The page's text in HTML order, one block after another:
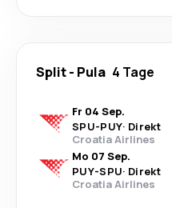
Split- Pula 4 Tage
Fr 04 Sep.
SPU-PUY· Direkt
Croatia Airlines
Mo 07 Sep.
PUY-SPU· Direkt
Croatia Airlines